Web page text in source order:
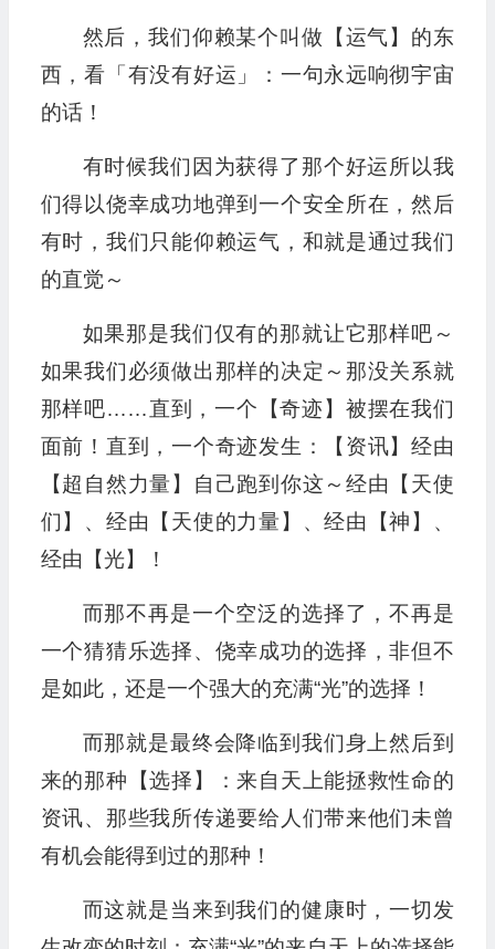
然后，我们仰赖某个叫做【运气】的东
西，看「有没有好运」：一句永远响彻宇宙
的话！
有时候我们因为获得了那个好运所以我
们得以侥幸成功地弹到一个安全所在，然后
有时，我们只能仰赖运气，和就是通过我们
的直觉～
如果那是我们仅有的那就让它那样吧～
如果我们必须做出那样的决定～那没关系就
那样吧……直到，一个【奇迹】被摆在我们
面前！直到，一个奇迹发生：【资讯】经由
【超自然力量】自己跑到你这～经由【天使
们】、经由【天使的力量】、经由【神】、
经由【光】！
而那不再是一个空泛的选择了，不再是
一个猜猜乐选择、侥幸成功的选择，非但不
是如此，还是一个强大的充满“光”的选择！
而那就是最终会降临到我们身上然后到
来的那种【选择】：来自天上能拯救性命的
资讯、那些我所传递要给人们带来他们未曾
有机会能得到过的那种！
而这就是当来到我们的健康时，一切发